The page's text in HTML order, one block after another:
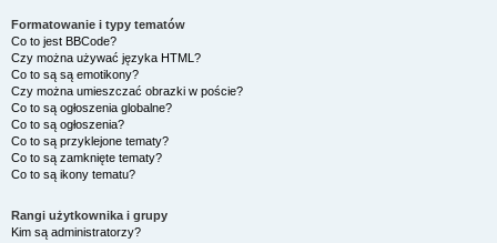
Formatowanie i typy tematów
Co to jest BBCode?
Czy można używać języka HTML?
Co to są są emotikony?
Czy można umieszczać obrazki w poście?
Co to są ogłoszenia globalne?
Co to są ogłoszenia?
Co to są przyklejone tematy?
Co to są zamknięte tematy?
Co to są ikony tematu?
Rangi użytkownika i grupy
Kim są administratorzy?